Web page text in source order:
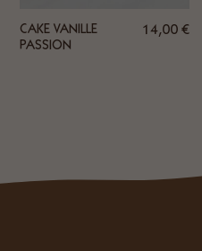
CAKE VANILLE
PASSION
14,00 €